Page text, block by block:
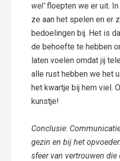
wel’floepten we er uit.
ze aan het spelen en er
bedoelingen bij. Het is
de behoefte te hebben
laten voelen omdat jij
alle rust hebben we het
het kwartje bij hem viel.
kunstje!
Conclusie:
gezin en bij het
sfeer van vertrouwen die